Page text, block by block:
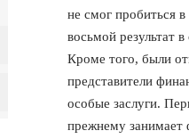
не смог пробиться
восьмой результат в
Кроме того, были
представители
особые заслуги.
прежнему занимает